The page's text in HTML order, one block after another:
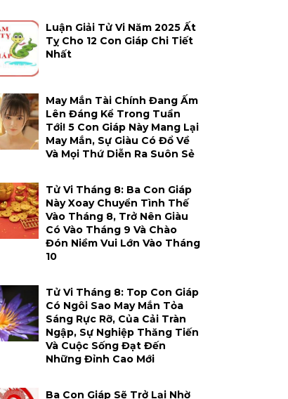
Luận Giải Tử Vi Năm 2025 Ất
Tỵ Cho 12 Con Giáp Chi Tiết
Nhất
May Mắn Tài Chính Đang Ấm
Lên Đáng Kể Trong Tuần
Tới! 5 Con Giáp Này Mang Lại
May Mắn, Sự Giàu Có Đổ Về
Và Mọi Thứ Diễn Ra Suôn Sẻ
Tử Vi Tháng 8: Ba Con Giáp
Này Xoay Chuyển Tình Thế
Vào Tháng 8, Trở Nên Giàu
Có Vào Tháng 9 Và Chào
Đón Niềm Vui Lớn Vào Tháng
10
Tử Vi Tháng 8: Top Con Giáp
Có Ngôi Sao May Mắn Tỏa
Sáng Rực Rỡ, Của Cải Tràn
Ngập, Sự Nghiệp Thăng Tiến
Và Cuộc Sống Đạt Đến
Những Đỉnh Cao Mới
Ba Con Giáp Sẽ Trở Lại Nhờ